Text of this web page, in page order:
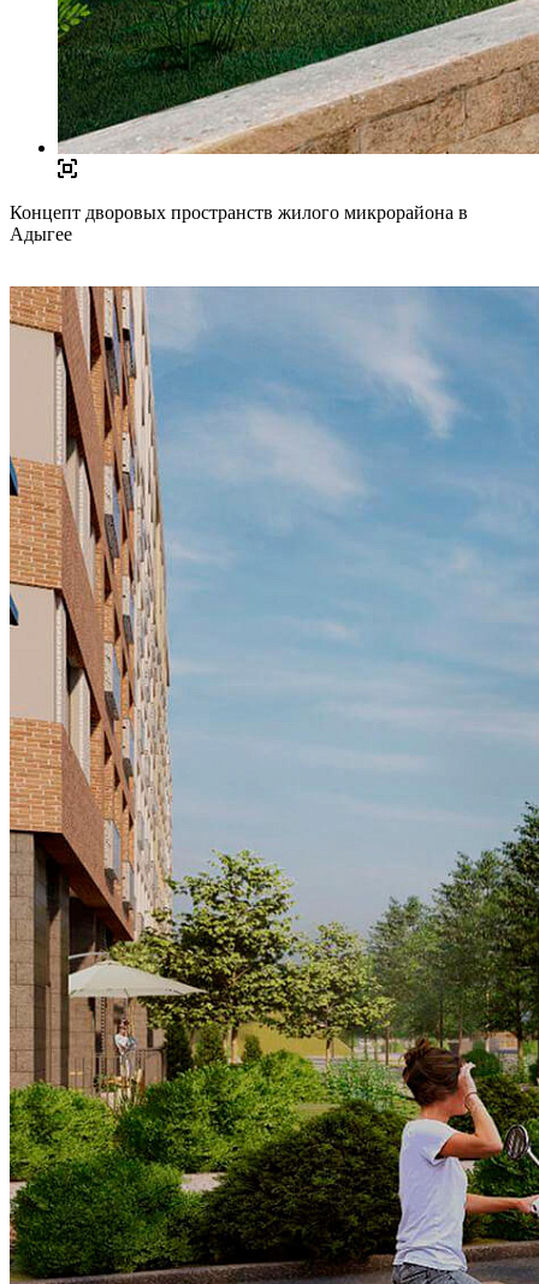
Концепт дворовых пространств жилого микрорайона в
Адыгее